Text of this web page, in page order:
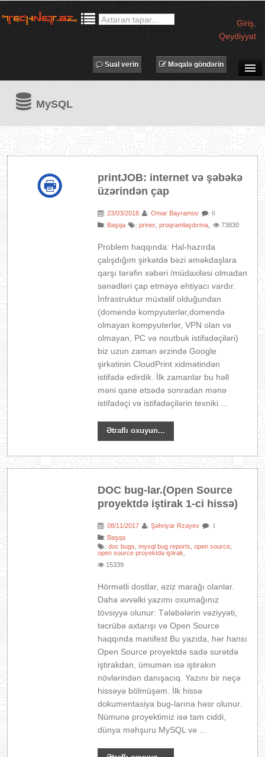
Giriş
Qeydiyyat
MƏQALƏLƏR
PROQRAMLAR
Məqalə göndərin
Sual verin
MySQL
printJOB: internet və şəbəkə
üzərindən çap
:23/03/2018 :Omar Bayramov : 0
: Başqa :priner ,proqramlaşdırma 73830
Problem haqqında: Hal-hazırda
çalışdığım şirkətdə bəzi əməkdaşlara
qarşı tərəfin xəbəri /müdaxiləsi olmadan
sənədləri çap etməyə ehtiyacı vardır.
İnfrastruktur müxtəlif olduğundan
(domendə kompyuterlər,domendə
olmayan kompyuterlər, VPN olan və
olmayan, PC və noutbuk istifadəçiləri)
biz uzun zaman ərzində Google
şirkətinin CloudPrint xidmətindən
istifadə edirdik. İlk zamanlar bu həll
məni qane etsədə sonradan mənə
istifadəçi və istifadəçilərin texniki ...
Ətraflı oxuyun...
DOC bug-lar.(Open Source
proyektdə iştirak 1-ci hissə)
:08/11/2017 :Şəhriyar Rzayev : 1
: Başqa
:doc bugs ,mysql bug reports ,open source
open source proyektdə iştirak
15339
Hörmətli dostlar, əziz marağı olanlar.
Daha əvvəlki yazımı oxumağınız
tövsiyyə olunur: Tələbələrin vəziyyəti,
təcrübə axtarışı və Open Source
haqqında manifest Bu yazıda, hər hansı
Open Source proyektdə sadə surətdə
iştirakdan, ümumən isə iştirakın
növlərindən danışacıq. Yazını bir neçə
hissəyə bölmüşəm. İlk hissə
dokumentasiya bug-larına həsr olunur.
Nümunə proyektimiz isə tam ciddi,
dünya məhşuru MySQL və ...